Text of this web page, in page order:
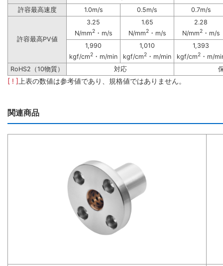
許容最高速度
1.0m/s 0.5m/s 0.7m/s
許容最高PV値
3.25
N/mm2・m/s
1.65
N/mm2・m/s
2.28
N/mm2・m/s
1,990
kgf/cm2 ・m/min
1,010
kgf/cm2 ・m/min
1,393
kgf/cm2 ・m/
RoHS2（10物質）
対応
[ ! ] 上表の数値は参考値であり、規格値ではありません。
関連商品